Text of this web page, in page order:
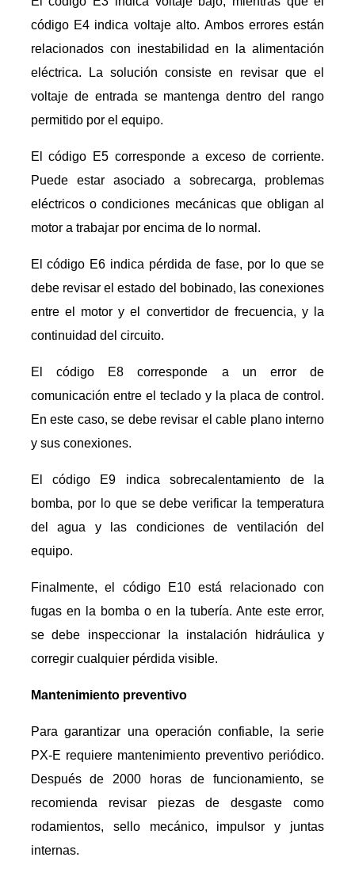
código E4 indica voltaje alto. Ambos errores están
relacionados con inestabilidad en la alimentación
eléctrica. La solución consiste en revisar que el
voltaje de entrada se mantenga dentro del rango
permitido por el equipo.
El código E5 corresponde a exceso de corriente.
Puede estar asociado a sobrecarga, problemas
eléctricos o condiciones mecánicas que obligan al
motor a trabajar por encima de lo normal.
El código E6 indica pérdida de fase, por lo que se
debe revisar el estado del bobinado, las conexiones
entre el motor y el convertidor de frecuencia, y la
continuidad del circuito.
El código E8 corresponde a un error de
comunicación entre el teclado y la placa de control.
En este caso, se debe revisar el cable plano interno
y sus conexiones.
El código E9 indica sobrecalentamiento de la
bomba, por lo que se debe verificar la temperatura
del agua y las condiciones de ventilación del
equipo.
Finalmente, el código E10 está relacionado con
fugas en la bomba o en la tubería. Ante este error,
se debe inspeccionar la instalación hidráulica y
corregir cualquier pérdida visible.
Mantenimiento preventivo
Para garantizar una operación confiable, la serie
PX-E requiere mantenimiento preventivo periódico.
Después de 2000 horas de funcionamiento, se
recomienda revisar piezas de desgaste como
rodamientos, sello mecánico, impulsor y juntas
internas.